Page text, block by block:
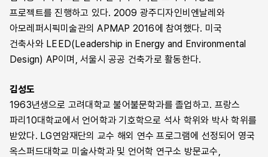
프로젝트를 진행하고 있다. 2009 광주디자인비엔날레와
아모레퍼시픽미술관의 APMAP 2016에 참여했다. 미국
건축사와 LEED(Leadership in Energy and Environmental
Design) AP이며, 서울시 공공 건축가로 활동한다.
김성도
1963년생으로 고려대학교 불어불문학과를 졸업하고. 프랑스
파리10대학교에서 언어학과 기호학으로 석사 학위와 박사 학위를
받았다. LG연암재단의 교수 해외 연수 프로그램에 선정되어 영국
옥스퍼드대학교 미술사학과 및 언어학 연구소 방문교수,